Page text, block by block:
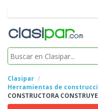
Clasipar
Herramientas de
CONSTRUCTORA